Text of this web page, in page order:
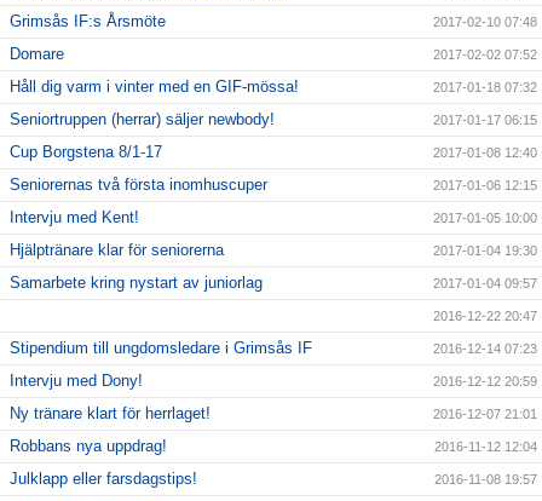
Grimsås IF:s Årsmöte 2017-02-10 07:48
Domare 2017-02-02 07:52
Håll dig varm i vinter med en GIF-mössa! 2017-01-18 07:32
Seniortruppen (herrar) säljer newbody! 2017-01-17 06:15
Cup Borgstena 8/1-17 2017-01-08 12:40
Seniorernas två första inomhuscuper 2017-01-06 12:15
Intervju med Kent! 2017-01-05 10:00
Hjälptränare klar för seniorerna 2017-01-04 19:30
Samarbete kring nystart av juniorlag 2017-01-04 09:57
2016-12-22 20:47
Stipendium till ungdomsledare i Grimsås IF 2016-12-14 07:23
Intervju med Dony! 2016-12-12 20:59
Ny tränare klart för herrlaget! 2016-12-07 21:01
Robbans nya uppdrag! 2016-11-12 12:04
Julklapp eller farsdagstips! 2016-11-08 19:57